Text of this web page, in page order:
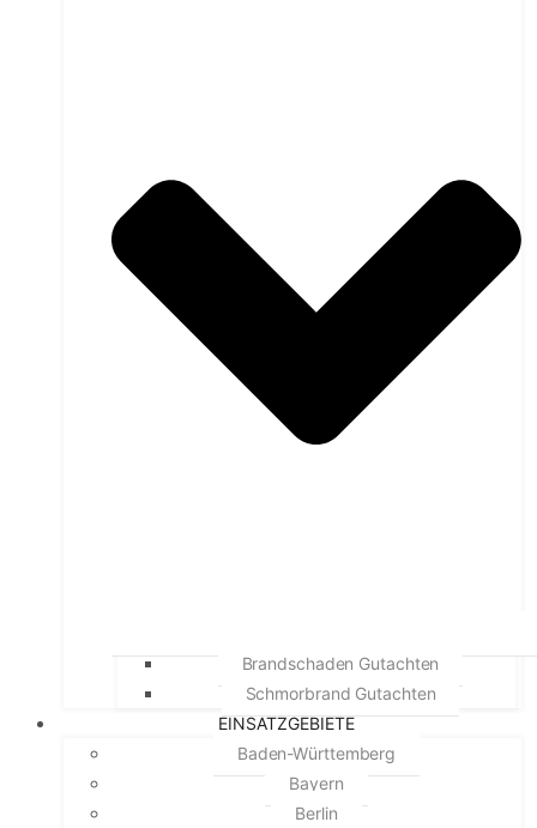
Brandschaden Gutachten
Schmorbrand Gutachten
EINSATZGEBIETE
Baden-Württemberg
Bayern
Berlin